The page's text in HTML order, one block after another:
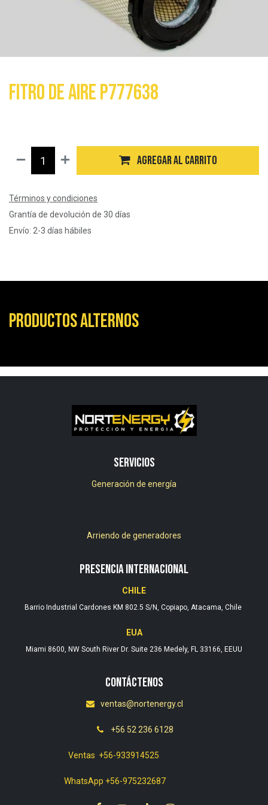
Fitro de aire P777638
Agregar al carrito
Términos y condiciones
Grantía de devolución de 30 días
Envío: 2-3 días hábiles
Productos alternos
Servicios
Generación de energía
Arriendo de generadores
PRESENCIA INTERNACIONAL
CHILE
Barrio Industrial Cardones KM 802.5 S/N, Copiapo, Atacama, Chile
EUA
Miami 8600, NW South River Dr. Suite 236 Medely, FL 33166, EEUU
Contáctenos
ventas@nortenergy.cl
+56 52 236 6128
Ventas +56-933914525
WhatsApp +56-975232687